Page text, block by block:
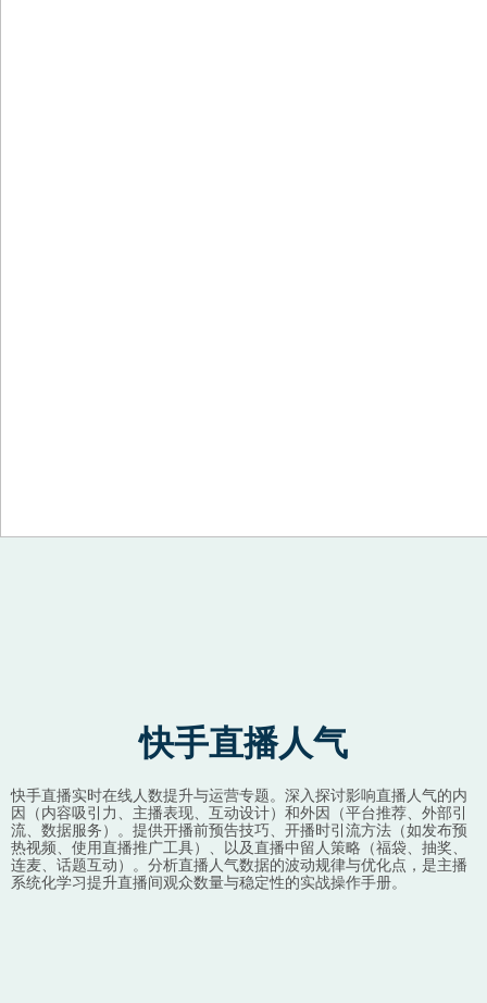
快手直播人气
快手直播实时在线人数提升与运营专题。深入探讨影响直播人气的内
因（内容吸引力、主播表现、互动设计）和外因（平台推荐、外部引
流、数据服务）。提供开播前预告技巧、开播时引流方法（如发布预
热视频、使用直播推广工具）、以及直播中留人策略（福袋、抽奖、
连麦、话题互动）。分析直播人气数据的波动规律与优化点，是主播
系统化学习提升直播间观众数量与稳定性的实战操作手册。